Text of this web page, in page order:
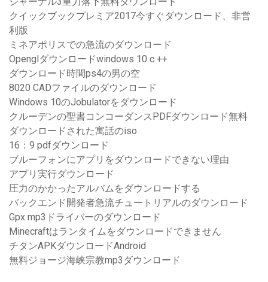
クイックブックプレミア2017今すぐダウンロード、非営
利版
ミネアポリスでの急流のダウンロード
Openglダウンロードwindows 10 c ++
ダウンロード時間ps4の男の空
8020 CADファイルのダウンロード
Windows 10のJobulatorをダウンロード
クルーデンの聖書コンコーダンスPDFダウンロード無料
ダウンロードされた寓話のiso
16：9 pdfダウンロード
ブルーフォンにアプリをダウンロードできない理由
アプリ実行ダウンロード
圧力のかかったアルバムをダウンロードする
バックエンド開発者急流チュートリアルのダウンロード
Gpx mp3ドライバーのダウンロード
Minecraftはランタイムをダウンロードできません
チタンAPKダウンロードAndroid
無料ジョージ海峡宗教mp3ダウンロード